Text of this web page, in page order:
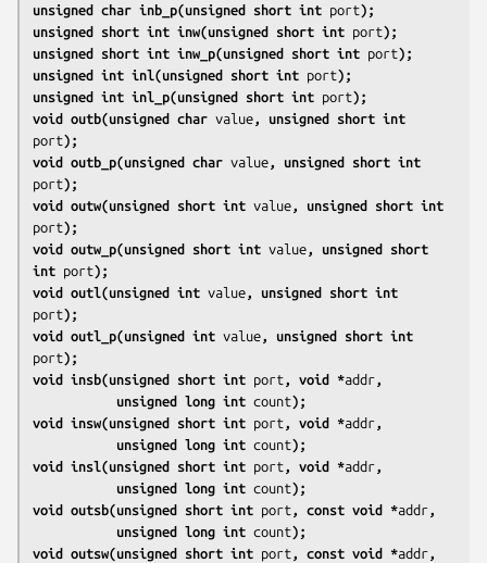
unsigned char inb_p(unsigned short int port);
unsigned short int inw(unsigned short int port);
unsigned short int inw_p(unsigned short int port);
unsigned int inl(unsigned short int port);
unsigned int inl_p(unsigned short int port);
void outb(unsigned char value
port);
void outb_p(unsigned char value
port);
void outw(unsigned short int value
port);
void outw_p(unsigned short int value , unsigned short
int port);
void outl(unsigned int value
port);
void outl_p(unsigned int value
port);
void insb(unsigned short int port , void *addr ,
           unsigned long int
count);
void insw(unsigned short int port , void *addr ,
           unsigned long int
count);
void insl(unsigned short int port , void *addr ,
           unsigned long int
count);
void outsb(unsigned short int port , const void *addr ,
           unsigned long int
count);
void outsw(unsigned short int port , const void *addr ,